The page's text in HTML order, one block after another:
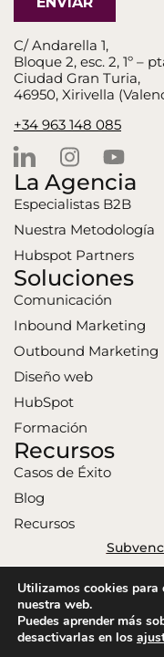
C/ Andarella 1,
Bloque 2, esc. 2, 1º –
Ciudad Gran Turia,
46950, Xirivella
+34 963 148 085
La Agencia
Especialistas B2B
Nuestra Metodología
Hubspot Partners
Soluciones
Comunicación
Inbound Marketing
Outbound Marketing
Diseño web
HubSpot
Formación
Recursos
Casos de Éxito
Blog
Recursos
Connext 2026.
Utilizamos cookies para
nuestra web.
Puedes aprender más
desactivarlas en los